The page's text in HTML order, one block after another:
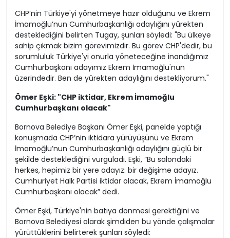
CHP’nin Türkiye'yi yönetmeye hazır olduğunu ve Ekrem
İmamoğlu’nun Cumhurbaşkanlığı adaylığını yürekten
desteklediğini belirten Tugay, şunları söyledi: "Bu ülkeye
sahip çıkmak bizim görevimizdir. Bu görev CHP'dedir, bu
sorumluluk Türkiye'yi onurla yöneteceğine inandığımız
Cumhurbaşkanı adayımız Ekrem İmamoğlu'nun
üzerindedir. Ben de yürekten adaylığını destekliyorum."
Ömer Eşki: "CHP iktidar, Ekrem İmamoğlu
Cumhurbaşkanı olacak"
Bornova Belediye Başkanı Ömer Eşki, panelde yaptığı
konuşmada CHP’nin iktidara yürüyüşünü ve Ekrem
İmamoğlu’nun Cumhurbaşkanlığı adaylığını güçlü bir
şekilde desteklediğini vurguladı. Eşki, “Bu salondaki
herkes, hepimiz bir yere adayız: bir değişime adayız.
Cumhuriyet Halk Partisi iktidar olacak, Ekrem İmamoğlu
Cumhurbaşkanı olacak” dedi.
Ömer Eşki, Türkiye'nin batıya dönmesi gerektiğini ve
Bornova Belediyesi olarak şimdiden bu yönde çalışmalar
yürüttüklerini belirterek şunları söyledi: